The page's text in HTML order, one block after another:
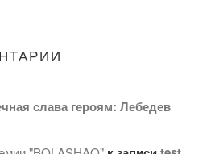
слава героям: Лебедев